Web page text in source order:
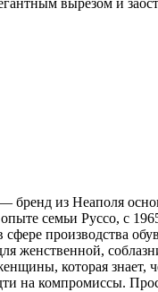
вырезом и
бренд из Неаполя
семьи Руссо, с
производства
женственной,
которая знает,
на компромиссы.